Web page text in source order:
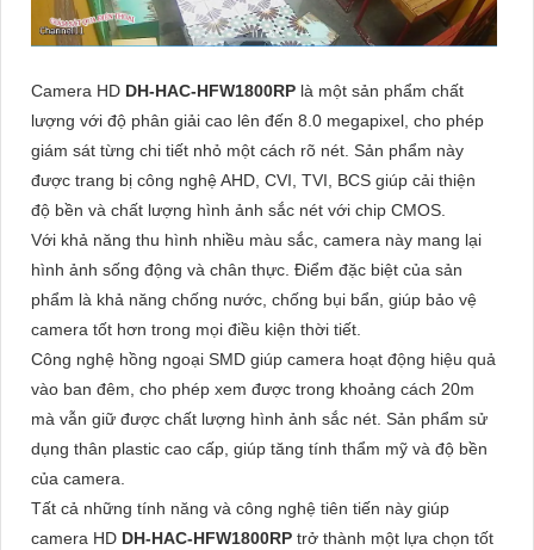
Camera HD DH-HAC-HFW1800RP là một sản phẩm chất
lượng với độ phân giải cao lên đến 8.0 megapixel, cho phép
giám sát từng chi tiết nhỏ một cách rõ nét. Sản phẩm này
được trang bị công nghệ AHD, CVI, TVI, BCS giúp cải thiện
độ bền và chất lượng hình ảnh sắc nét với chip CMOS.
Với khả năng thu hình nhiều màu sắc, camera này mang lại
hình ảnh sống động và chân thực. Điểm đặc biệt của sản
phẩm là khả năng chống nước, chống bụi bẩn, giúp bảo vệ
camera tốt hơn trong mọi điều kiện thời tiết.
Công nghệ hồng ngoại SMD giúp camera hoạt động hiệu quả
vào ban đêm, cho phép xem được trong khoảng cách 20m
mà vẫn giữ được chất lượng hình ảnh sắc nét. Sản phẩm sử
dụng thân plastic cao cấp, giúp tăng tính thẩm mỹ và độ bền
của camera.
Tất cả những tính năng và công nghệ tiên tiến này giúp
camera HD DH-HAC-HFW1800RP trở thành một lựa chọn tốt